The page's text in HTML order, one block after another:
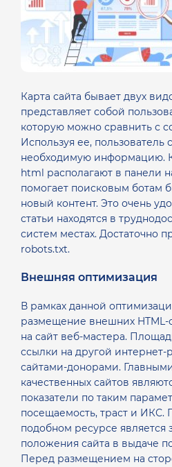
Карта сайта бывает двух
представляет собой
которую можно сравнить с
Используя ее,
необходимую информацию.
html располагают в панели
помогает поисковым ботам
новый контент. Это очень
статьи находятся в
систем местах. Достаточно
robots.txt.
Внешняя оптимизация
В рамках данной
размещение внешних HTML-
на сайт веб-мастера.
ссылки на другой интернет-
сайтами-донорами.
качественных сайтов
показатели по таким
посещаемость, траст и ИКС.
подобном ресурсе является
положения сайта в выдаче
Перед размещением на